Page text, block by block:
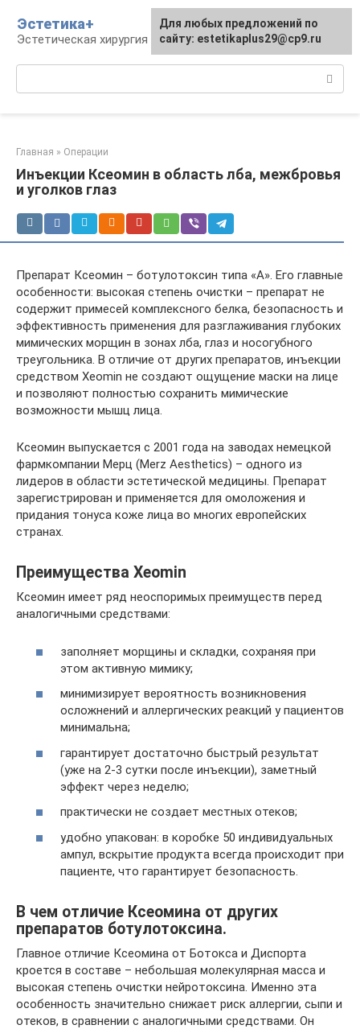
контенту
Эстетика+
Эстетическая хирургия и косметология
Главная » Операции
Инъекции Ксеомин в область лба, межбровья
и уголков глаз
Препарат Ксеомин – ботулотоксин типа «А». Его главные
особенности: высокая степень очистки – препарат не
содержит примесей комплексного белка, безопасность и
эффективность применения для разглаживания глубоких
мимических морщин в зонах лба, глаз и носогубного
треугольника. В отличие от других препаратов, инъекции
средством Xeomin не создают ощущение маски на лице
и позволяют полностью сохранить мимические
возможности мышц лица.
Ксеомин выпускается с 2001 года на заводах немецкой
фармкомпании Мерц (Merz Aesthetics) – одного из
лидеров в области эстетической медицины. Препарат
зарегистрирован и применяется для омоложения и
придания тонуса коже лица во многих европейских
странах.
Преимущества Xeomin
Ксеомин имеет ряд неоспоримых преимуществ перед
аналогичными средствами:
заполняет морщины и складки, сохраняя при
этом активную мимику;
минимизирует вероятность возникновения
осложнений и аллергических реакций у пациентов
минимальна;
гарантирует достаточно быстрый результат
(уже на 2-3 сутки после инъекции), заметный
эффект через неделю;
практически не создает местных отеков;
удобно упакован: в коробке 50 индивидуальных
ампул, вскрытие продукта всегда происходит при
пациенте, что гарантирует безопасность.
В чем отличие Ксеомина от других
препаратов ботулотоксина.
Главное отличие Ксеомина от Ботокса и Диспорта
кроется в составе – небольшая молекулярная масса и
высокая степень очистки нейротоксина. Именно эта
особенность значительно снижает риск аллергии, сыпи и
отеков, в сравнении с аналогичными средствами. Он
Для любых предложений по
сайту: estetikaplus29@cp9.ru